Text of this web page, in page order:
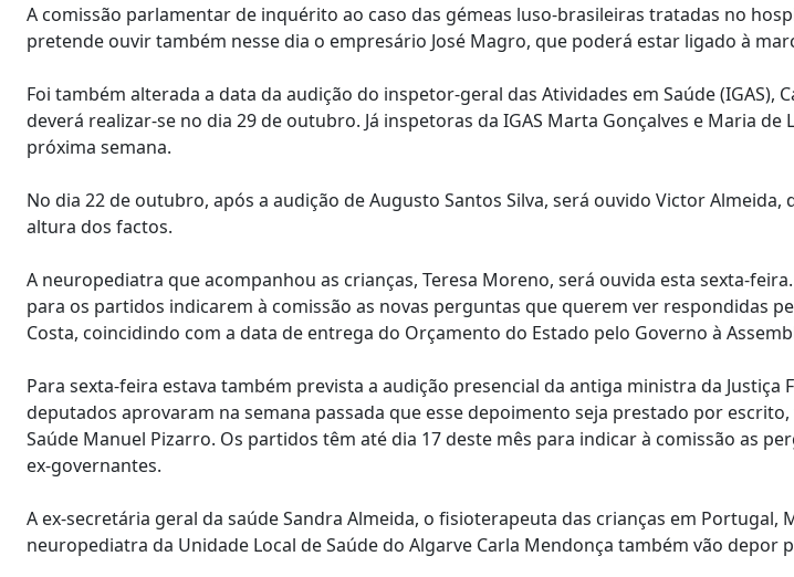
A comissão parlamentar de inquérito ao caso das gémeas luso-brasileiras tratadas no
pretende ouvir também nesse dia o empresário José Magro, que poderá estar ligado à
Foi também alterada a data da audição do inspetor-geral das Atividades em Saúde (IGAS),
deverá realizar-se no dia 29 de outubro. Já inspetoras da IGAS Marta Gonçalves e Maria de
próxima semana.
No dia 22 de outubro, após a audição de Augusto Santos Silva, será ouvido Victor Almeida,
altura dos factos.
A neuropediatra que acompanhou as crianças, Teresa Moreno, será ouvida esta sexta-
para os partidos indicarem à comissão as novas perguntas que querem ver respondidas
Costa, coincidindo com a data de entrega do Orçamento do Estado pelo Governo à
Para sexta-feira estava também prevista a audição presencial da antiga ministra da Justiça
deputados aprovaram na semana passada que esse depoimento seja prestado por
Saúde Manuel Pizarro. Os partidos têm até dia 17 deste mês para indicar à comissão as
ex-governantes.
A ex-secretária geral da saúde Sandra Almeida, o fisioterapeuta das crianças em Portugal,
neuropediatra da Unidade Local de Saúde do Algarve Carla Mendonça também vão depor